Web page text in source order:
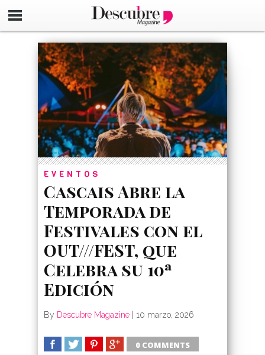
google-site-
EVENTOS
Cascais Abre la
Temporada de
Festivales con el
OUT///FEST, que
Celebra su 10ª
Edición
By Descubre Magazine 10 marzo, 2026
0 COMMENTS